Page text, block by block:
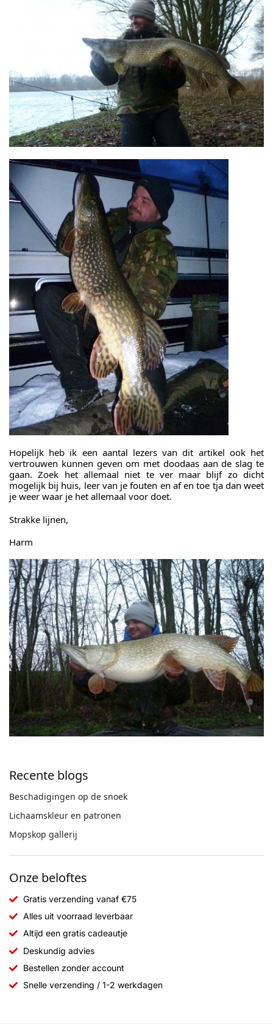
Hopelijk heb ik een aantal lezers van dit artikel ook het
vertrouwen kunnen geven om met doodaas aan de slag te
gaan. Zoek het allemaal niet te ver maar blijf zo dicht
mogelijk bij huis, leer van je fouten en af en toe tja dan weet
je weer waar je het allemaal voor doet.
Strakke lijnen,
Harm
Recente blogs
Beschadigingen op de snoek
Lichaamskleur en patronen
Mopskop gallerij
Onze beloftes
Gratis verzending vanaf €75
Alles uit voorraad leverbaar
Altijd een gratis cadeautje
Deskundig advies
Bestellen zonder account
Snelle verzending / 1-2 werkdagen